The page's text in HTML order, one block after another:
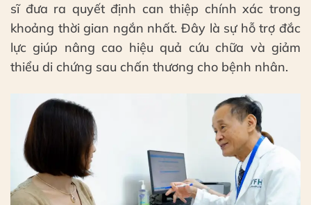
sĩ đưa ra quyết định can thiệp chính xác trong
khoảng thời gian ngắn nhất. Đây là sự hỗ trợ đắc
lực giúp nâng cao hiệu quả cứu chữa và giảm
thiểu di chứng sau chấn thương cho bệnh nhân.